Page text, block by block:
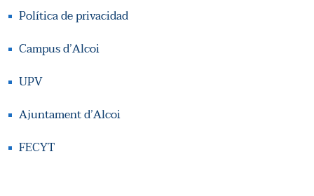
Política de privacidad
Campus d’Alcoi
UPV
Ajuntament d’Alcoi
FECYT